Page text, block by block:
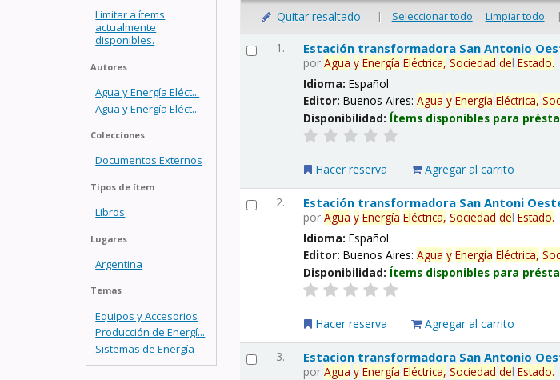
Limitar a ítems
actualmente
disponibles.
Autores
Agua y Energía Eléct...
Agua y Energía Eléct...
Colecciones
Documentos Externos
Tipos de ítem
Libros
Lugares
Argentina
Temas
Equipos y Accesorios
Producción de Energí...
Sistemas de Energía
Quitar resaltado | Seleccionar todo Limpiar todo |
1. Estación transformadora San Antonio
porAgua y Energía Eléctrica, Sociedad delEstado.
Idioma:Español
Editor:Buenos Aires:Agua y Energía Eléctrica,
Disponibilidad: Ítems disponibles para
Hacer reserva Agregar al carrito
2. Estación transformadora San Antoni
porAgua y Energía Eléctrica, Sociedad delEstado.
Idioma:Español
Editor:Buenos Aires:Agua y Energía Eléctrica,
Disponibilidad: Ítems disponibles para
Hacer reserva Agregar al carrito
3. Estacion transformadora San Antonio
porAgua y Energía Eléctrica, Sociedad delEstado.